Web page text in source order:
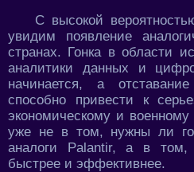
С высокой
увидим появление
странах. Гонка в области
аналитики данных и
начинается, а
способно привести к
экономическому и
уже не в том, нужны ли
аналоги Palantir, а в том,
быстрее и эффективнее.